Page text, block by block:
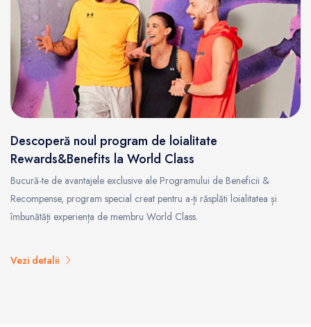
Descoperă noul program de loialitate
Rewards&Benefits la World Class
Bucură-te de avantajele exclusive ale Programului de Beneficii &
Recompense, program special creat pentru a-ți răsplăti loialitatea și
îmbunătăți experiența de membru World Class.
Vezi detalii